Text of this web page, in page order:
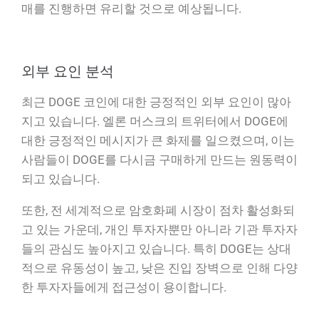
매를 진행하면 유리할 것으로 예상됩니다.
외부 요인 분석
최근 DOGE 코인에 대한 긍정적인 외부 요인이 많아
지고 있습니다. 엘론 머스크의 트위터에서 DOGE에
대한 긍정적인 메시지가 큰 화제를 일으켰으며, 이는
사람들이 DOGE를 다시금 구매하게 만드는 원동력이
되고 있습니다.
또한, 전 세계적으로 암호화폐 시장이 점차 활성화되
고 있는 가운데, 개인 투자자뿐만 아니라 기관 투자자
들의 관심도 높아지고 있습니다. 특히 DOGE는 상대
적으로 유동성이 높고, 낮은 진입 장벽으로 인해 다양
한 투자자들에게 접근성이 용이합니다.